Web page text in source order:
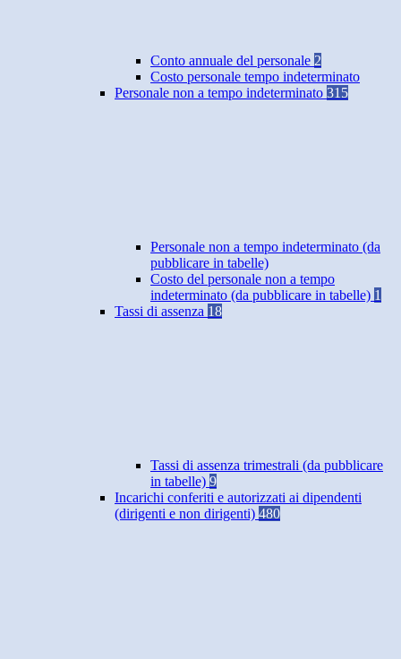
Conto annuale del personale 2
Costo personale tempo indeterminato
Personale non a tempo indeterminato 315
Personale non a tempo indeterminato (da
pubblicare in tabelle)
Costo del personale non a tempo
indeterminato (da pubblicare in tabelle) 1
Tassi di assenza 18
Tassi di assenza trimestrali (da pubblicare
in tabelle) 9
Incarichi conferiti e autorizzati ai dipendenti
(dirigenti e non dirigenti) 480